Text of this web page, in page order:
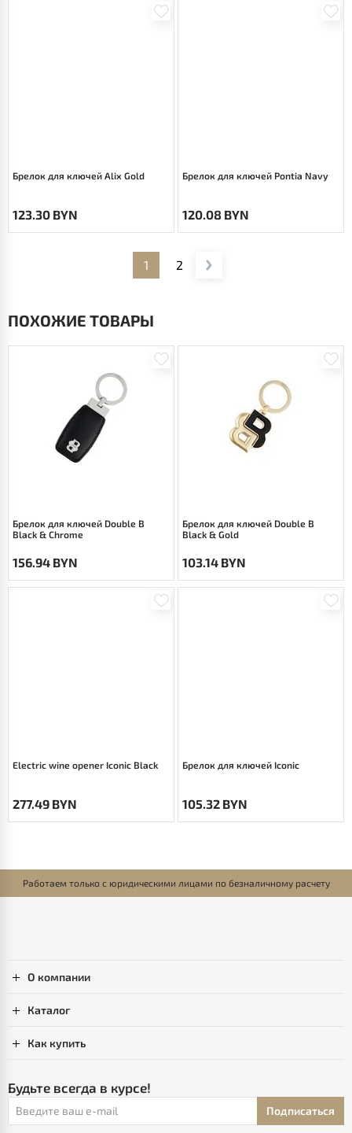
Брелок для ключей Alix Gold
123.30 BYN
Брелок для ключей Pontia Navy
120.08 BYN
1 2
ПОХОЖИЕ ТОВАРЫ
Брелок для ключей Double B
Black & Chrome
156.94 BYN
Брелок для ключей Double B
Black & Gold
103.14 BYN
Electric wine opener Iconic Black
277.49 BYN
Брелок для ключей Iconic
105.32 BYN
Работаем только с юридическими лицами по безналичному расчету
О компании
Каталог
Как купить
Будьте всегда в курсе!
Подписаться